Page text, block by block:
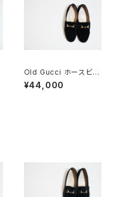
Old Gucci ホースビッ
トローファー 6.5B スエ
ードBK
¥44,000